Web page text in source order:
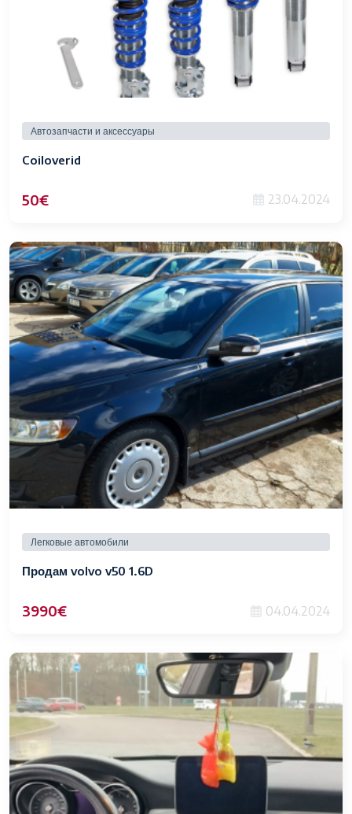
Автозапчасти и аксессуары
Coiloverid
50€ 23.04.2024
Легковые автомобили
Продам volvo v50 1.6D
3990€ 04.04.2024